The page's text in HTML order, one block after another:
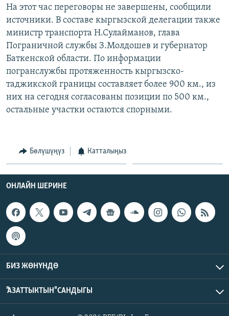
На этот час переговоры не завершены, сообщили
источники. В составе кыргызской делегации также
министр транспорта Н.Сулайманов, глава
Пограничной службы З.Молдошев и губернатор
Баткенской области. По информации
погранслужбы протяженность кыргызско-
таджикской границы составляет более 900 км., из
них на сегодня согласованы позиции по 500 км.,
остальные участки остаются спорными.
Бөлүшүңүз Катталыңыз
ОНЛАЙН ШЕРИНЕ
БИЗ ЖӨНҮНДӨ
"АЗАТТЫКТЫН" САНДЫГЫ